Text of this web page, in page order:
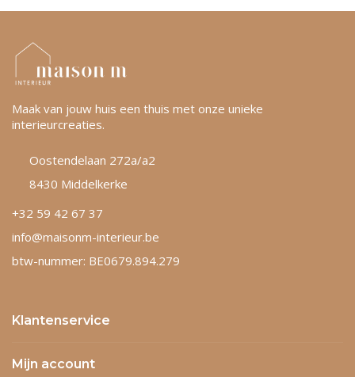
Maak van jouw huis een thuis met onze unieke
interieurcreaties.
Oostendelaan 272a/a2
8430 Middelkerke
+32 59 42 67 37
info@maisonm-interieur.be
btw-nummer: BE0679.894.279
Klantenservice
Mijn account